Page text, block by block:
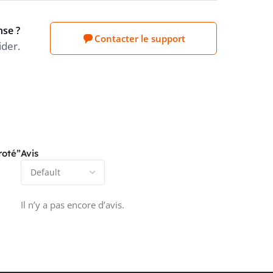
DE SERVICE MIN./MAX.,
?
Contacter le support
Avis
Il n’y a pas encore d’avis.